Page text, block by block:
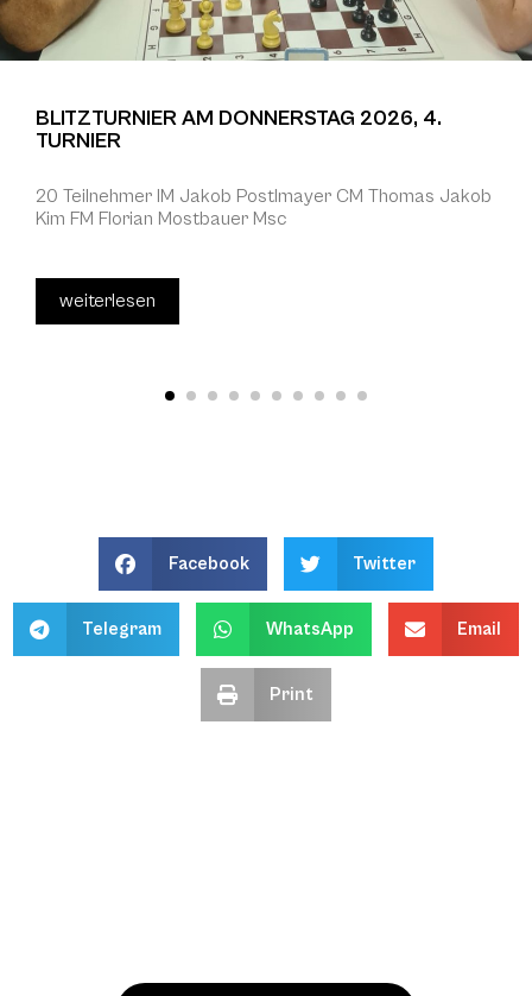
BLITZTURNIER AM DONNERSTAG 2026, 4.
TURNIER
20 Teilnehmer IM Jakob Postlmayer CM Thomas Jakob
Kim FM Florian Mostbauer Msc
weiterlesen
Facebook Twitter
Telegram WhatsApp Email
Print